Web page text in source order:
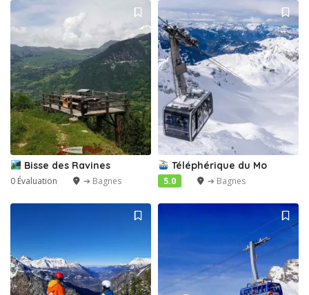
Bisse des Ravines
0 Évaluation ➔ Bagnes
Téléphérique du Mo
5.0 ➔ Bagnes